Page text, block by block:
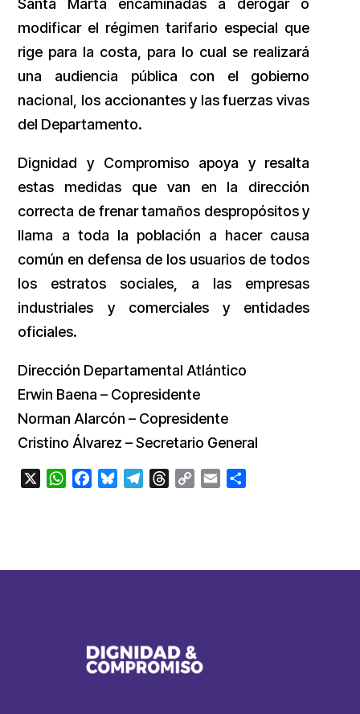
Santa Marta encaminadas a derogar o
modificar el régimen tarifario especial que
rige para la costa, para lo cual se realizará
una audiencia pública con el gobierno
nacional, los accionantes y las fuerzas vivas
del Departamento.
Dignidad y Compromiso apoya y resalta
estas medidas que van en la dirección
correcta de frenar tamaños despropósitos y
llama a toda la población a hacer causa
común en defensa de los usuarios de todos
los estratos sociales, a las empresas
industriales y comerciales y entidades
oficiales.
Dirección Departamental Atlántico
Erwin Baena – Copresidente
Norman Alarcón – Copresidente
Cristino Álvarez – Secretario General
WhatsApp
FacebookBlueskyTelegramThreads
Copy Email